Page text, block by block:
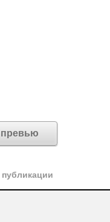
превью
публикации